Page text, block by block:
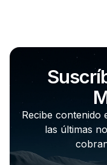
Recibe contenido
las últimas